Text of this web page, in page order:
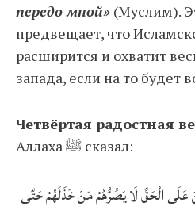
передо мной» (Муслим).
предвещает, что
расширится и охватит
запада, если на то будет
Четвёртая радостная
Аллаха ﷺ сказал:
عَلَى الْحَقِّ لَا يَضُرُّهُمْ مَنْ خَذَلَهُمْ حَتَّى